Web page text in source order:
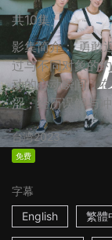
共10集
影集简介： 勇敢
过与不同对象的
动的心动瞬间，
涩，经历误解与
台湾2023
免费
字幕
English
繁體